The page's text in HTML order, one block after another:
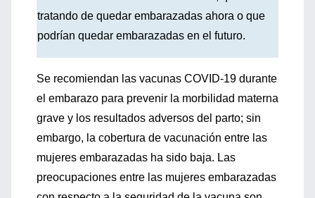
tratando de quedar embarazadas ahora o que
podrían quedar embarazadas en el futuro.
Se recomiendan las vacunas COVID-19 durante
el embarazo para prevenir la morbilidad materna
grave y los resultados adversos del parto; sin
embargo, la cobertura de vacunación entre las
mujeres embarazadas ha sido baja. Las
preocupaciones entre las mujeres embarazadas